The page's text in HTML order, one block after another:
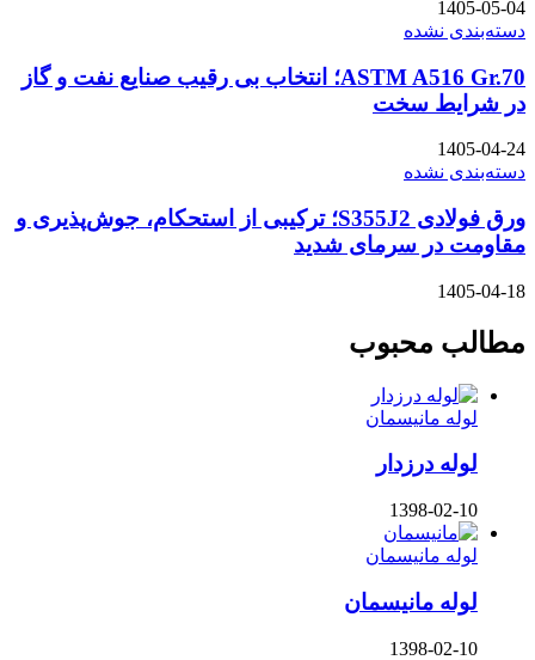
1405-05-04
دسته‌بندی نشده
ASTM A516 Gr.70؛ انتخاب بی رقیب صنایع نفت و گاز
در شرایط سخت
1405-04-24
دسته‌بندی نشده
ورق فولادی S355J2؛ ترکیبی از استحکام، جوش‌پذیری و
مقاومت در سرمای شدید
1405-04-18
مطالب محبوب
لوله مانیسمان
لوله درزدار
1398-02-10
لوله مانیسمان
لوله مانیسمان
1398-02-10